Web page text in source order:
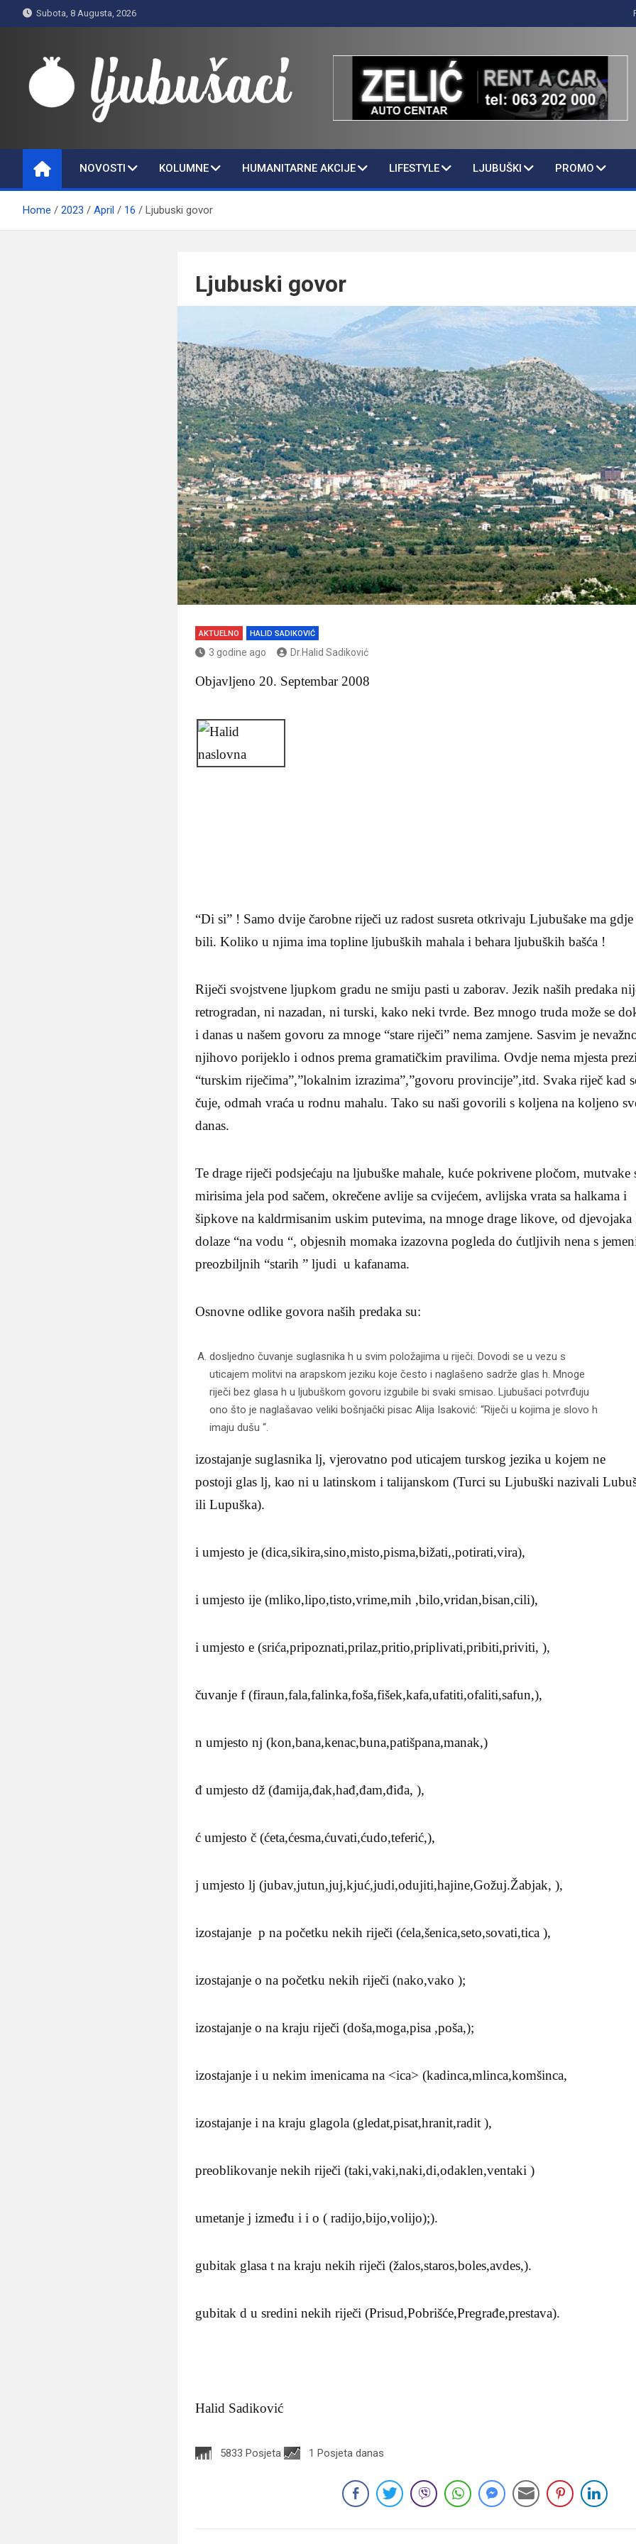
to
Subota, 8 Augusta, 2026
Ljubušaci
NOVOSTI KOLUMNE HUMANITARNE AKCIJE LIFESTYLE LJUBUŠKI PROMO
Home 2023 April 16 Ljubuski govor
Ljubuski govor
AKTUELNO HALID SADIKOVIĆ
3 godine ago Dr.Halid Sadiković
Objavljeno 20. Septembar 2008
“Di si” ! Samo dvije čarobne riječi uz radost susreta otkrivaju Ljubušake ma gdje
bili. Koliko u njima ima topline ljubuških mahala i behara ljubuških bašća !
Riječi svojstvene ljupkom gradu ne smiju pasti u zaborav. Jezik naših predaka
retrogradan, ni nazadan, ni turski, kako neki tvrde. Bez mnogo truda može se
i danas u našem govoru za mnoge “stare riječi” nema zamjene. Sasvim je
njihovo porijeklo i odnos prema gramatičkim pravilima. Ovdje nema mjesta
“turskim riječima”,”lokalnim izrazima”,”govoru provincije”,itd. Svaka riječ kad
čuje, odmah vraća u rodnu mahalu. Tako su naši govorili s koljena na koljeno
danas.
Te drage riječi podsjećaju na ljubuške mahale, kuće pokrivene pločom, mutvake
mirisima jela pod sačem, okrečene avlije sa cvijećem, avlijska vrata sa halkama i
šipkove na kaldrmisanim uskim putevima, na mnoge drage likove, od djevojaka
dolaze “na vodu “, objesnih momaka izazovna pogleda do ćutljivih nena s
preozbiljnih “starih ” ljudi u kafanama.
Osnovne odlike govora naših predaka su:
dosljedno čuvanje suglasnika h u svim položajima u riječi. Dovodi se u vezu s
uticajem molitvi na arapskom jeziku koje često i naglašeno sadrže glas h. Mnoge
riječi bez glasa h u ljubuškom govoru izgubile bi svaki smisao. Ljubušaci potvrđuju
ono što je naglašavao veliki bošnjački pisac Alija Isaković: “Riječi u kojima je slovo h
imaju dušu “.
izostajanje suglasnika lj, vjerovatno pod uticajem turskog jezika u kojem ne
postoji glas lj, kao ni u latinskom i talijanskom (Turci su Ljubuški nazivali
ili Lupuška).
i umjesto je (dica,sikira,sino,misto,pisma,bižati,,potirati,vira),
i umjesto ije (mliko,lipo,tisto,vrime,mih ,bilo,vridan,bisan,cili),
i umjesto e (srića,pripoznati,prilaz,pritio,priplivati,pribiti,priviti, ),
čuvanje f (firaun,fala,falinka,foša,fišek,kafa,ufatiti,ofaliti,safun,),
n umjesto nj (kon,bana,kenac,buna,patišpana,manak,)
đ umjesto dž (đamija,đak,hađ,đam,điđa, ),
ć umjesto č (ćeta,ćesma,ćuvati,ćudo,teferić,),
j umjesto lj (jubav,jutun,juj,kjuć,judi,odujiti,hajine,Gožuj.Žabjak, ),
izostajanje p na početku nekih riječi (ćela,šenica,seto,sovati,tica ),
izostajanje o na početku nekih riječi (nako,vako );
izostajanje o na kraju riječi (doša,moga,pisa ,poša,);
izostajanje i u nekim imenicama na <ica> (kadinca,mlinca,komšinca,
izostajanje i na kraju glagola (gledat,pisat,hranit,radit ),
preoblikovanje nekih riječi (taki,vaki,naki,di,odaklen,ventaki )
umetanje j između i i o ( radijo,bijo,volijo);).
gubitak glasa t na kraju nekih riječi (žalos,staros,boles,avdes,).
gubitak d u sredini nekih riječi (Prisud,Pobrišće,Pregrađe,prestava).
Halid Sadiković
5833 Posjeta 1 Posjeta danas